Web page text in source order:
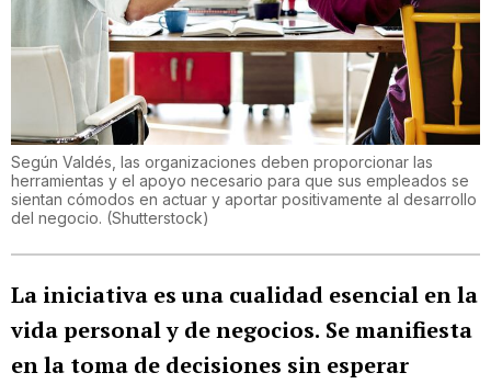
Según Valdés, las organizaciones deben proporcionar las
herramientas y el apoyo necesario para que sus empleados se
sientan cómodos en actuar y aportar positivamente al desarrollo
del negocio. (Shutterstock)
La iniciativa es una cualidad esencial en la
vida personal y de negocios. Se manifiesta
en la toma de decisiones sin esperar